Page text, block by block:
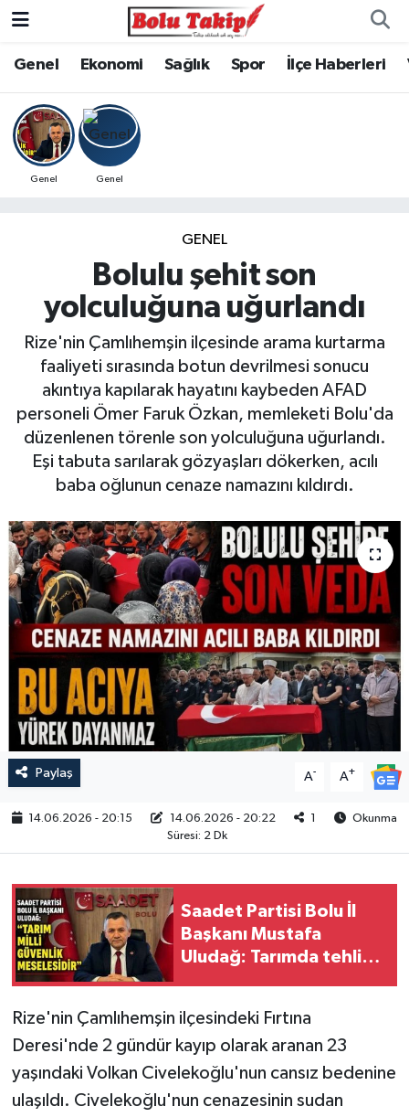
Genel Ekonomi Sağlık Spor İlçe Haberleri
Genel Genel
GENEL
Bolulu şehit son
yolculuğuna uğurlandı
Rize'nin Çamlıhemşin ilçesinde arama kurtarma
faaliyeti sırasında botun devrilmesi sonucu
akıntıya kapılarak hayatını kaybeden AFAD
personeli Ömer Faruk Özkan, memleketi Bolu'da
düzenlenen törenle son yolculuğuna uğurlandı.
Eşi tabuta sarılarak gözyaşları dökerken, acılı
baba oğlunun cenaze namazını kıldırdı.
Paylaş A- A+
14.06.2026 - 20:15 14.06.2026 - 20:22
Okunma
Süresi: 2 Dk
Saadet Partisi Bolu İl
Başkanı Mustafa
Uludağ: Tarımda tehlike
Rize'nin Çamlıhemşin ilçesindeki Fırtına
Deresi'nde 2 gündür kayıp olarak aranan 23
yaşındaki Volkan Civelekoğlu'nun cansız bedenine
ulaşıldı. Civelekoğlu'nun cenazesinin sudan